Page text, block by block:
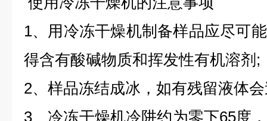
1、用冷冻干燥机制备样品应尽可
得含有酸碱物质和挥发性有机溶剂;
2、样品冻结成冰，如有残留液体
3、冷冻干燥机冷阱约为零下65度